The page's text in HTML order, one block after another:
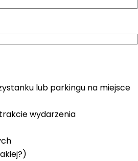
lub parkingu na miejsce
wydarzenia